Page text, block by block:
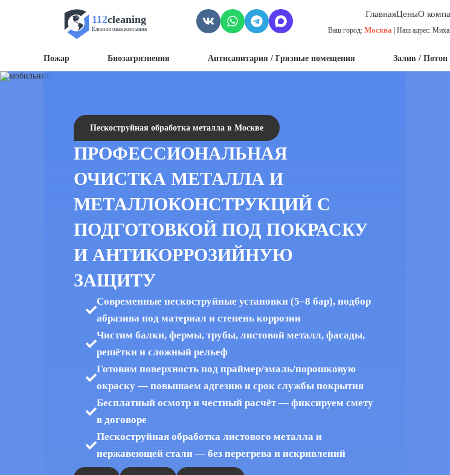
112cleaning
Клининговая компания
ГлавнаяЦеныО
Ваш город: Москва | Наш адрес:
Пожар Биозагрязнения Антисанитария / Грязные помещения Залив / Потоп
Пескоструйная обработка металла в Москве
ПРОФЕССИОНАЛЬНАЯ
ОЧИСТКА МЕТАЛЛА И
МЕТАЛЛОКОНСТРУКЦИЙ С
ПОДГОТОВКОЙ ПОД ПОКРАСКУ
И АНТИКОРРОЗИЙНУЮ
ЗАЩИТУ
Современные пескоструйные установки (5–8 бар), подбор
абразива под материал и степень коррозии
Чистим балки, фермы, трубы, листовой металл, фасады,
решётки и сложный рельеф
Готовим поверхность под праймер/эмаль/порошковую
окраску — повышаем адгезию и срок службы покрытия
Бесплатный осмотр и честный расчёт — фиксируем смету
в договоре
Пескоструйная обработка листового металла и
нержавеющей стали — без перегрева и искривлений